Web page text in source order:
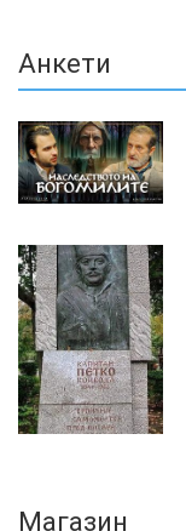
Анкети
Магазин